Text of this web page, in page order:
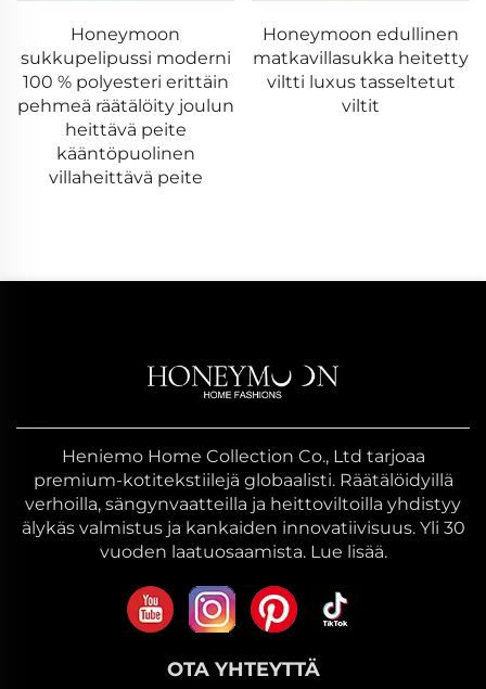
Honeymoon
sukkupelipussi moderni
100 % polyesteri erittäin
pehmeä räätälöity joulun
heittävä peite
kääntöpuolinen
villaheittävä peite
Honeymoon edullinen
matkavillasukka heitetty
viltti luxus tasseltetut
viltit
Heniemo Home Collection Co., Ltd tarjoaa
premium-kotitekstiilejä globaalisti. Räätälöidyillä
verhoilla, sängynvaatteilla ja heittoviltoilla yhdistyy
älykäs valmistus ja kankaiden innovatiivisuus. Yli 30
vuoden laatuosaamista. Lue lisää.
OTA YHTEYTTÄ